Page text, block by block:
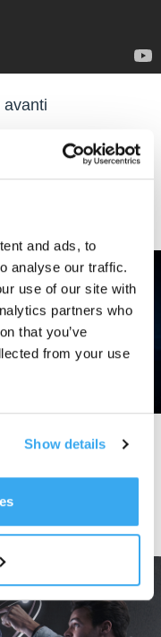
and ads, to
analyse our traffic.
use of our site with
partners who
that you’ve
from your use
Show details
avanti
DEEBOT apprende
e si evolve continuamente.
tempo.
quotidianità
fantascienza, oggi è uno